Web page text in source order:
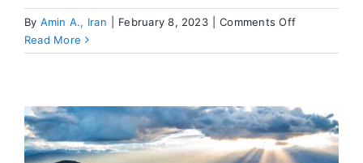
By Amin A., Iran February 8, 2023 Comments Offon
nadawania
bolesnej
przeszłości
Read More